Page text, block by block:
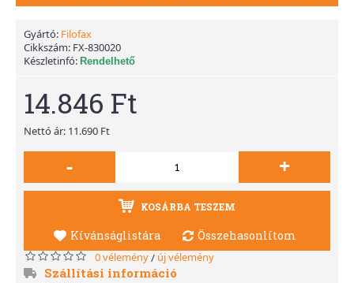
Gyártó: Filofax
Cikkszám: FX-830020
Készletinfó: Rendelhető
14.846 Ft
Nettó ár: 11.690 Ft
- +
KOSÁRBA TESZEM
Kívánságlistára Összehasonlítom
0 vélemény/ új vélemény
Szállítási információ